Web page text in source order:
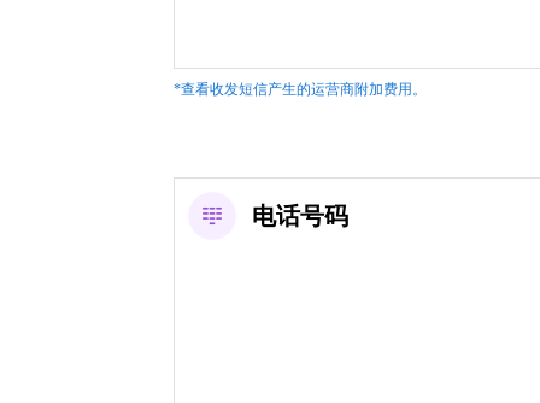
*查看收发短信产生的运营商附加费用。
电话号码